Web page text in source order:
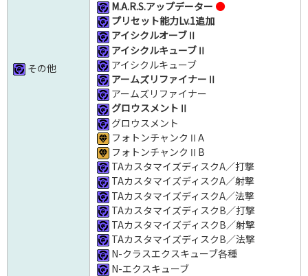
その他
M.A.R.S.アップデーター ●
プリセット能力Lv.1追加
アイシクルオーブⅡ
アイシクルキューブⅡ
アイシクルキューブ
アームズリファイナーⅡ
アームズリファイナー
グロウスメントⅡ
グロウスメント
フォトンチャンクⅡA
フォトンチャンクⅡB
TAカスタマイズディスクA／打撃
TAカスタマイズディスクA／射撃
TAカスタマイズディスクA／法撃
TAカスタマイズディスクB／打撃
TAカスタマイズディスクB／射撃
TAカスタマイズディスクB／法撃
N-クラスエクスキューブ各種
N-エクスキューブ